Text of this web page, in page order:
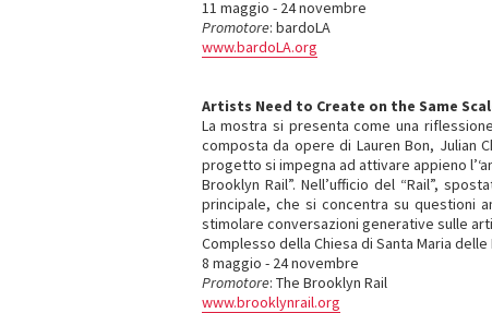
11 maggio - 24 novembre
Promotore: bardoLA
www.bardoLA.org
Artists Need to Create on the Same
La mostra si presenta come una
composta da opere di Lauren Bon, Julian
progetto si impegna ad attivare appieno
Brooklyn Rail”. Nell’ufficio del “Rail”,
principale, che si concentra su questioni
stimolare conversazioni generative sulle
Complesso della Chiesa di Santa Maria
8 maggio - 24 novembre
Promotore: The Brooklyn Rail
www.brooklynrail.org